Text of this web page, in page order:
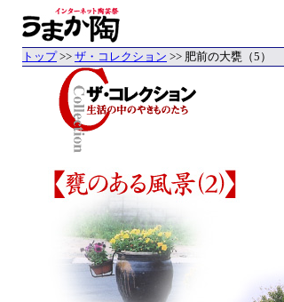
トップ>> ザ・コレクション >> 肥前の大甕（5）